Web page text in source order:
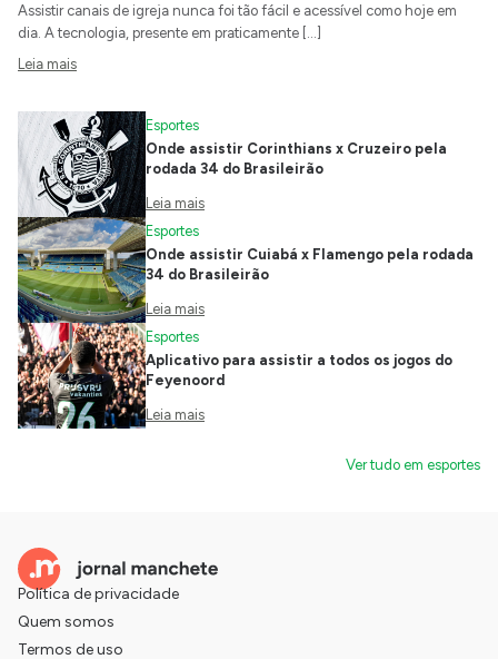
Assistir canais de igreja nunca foi tão fácil e acessível como hoje em
dia. A tecnologia, presente em praticamente […]
Leia mais
Esportes
Onde assistir Corinthians x Cruzeiro pela
rodada 34 do Brasileirão
Leia mais
Esportes
Onde assistir Cuiabá x Flamengo pela rodada
34 do Brasileirão
Leia mais
Esportes
Aplicativo para assistir a todos os jogos do
Feyenoord
Leia mais
Ver tudo em esportes
Política de privacidade
Quem somos
Termos de uso